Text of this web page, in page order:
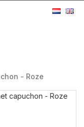
- Roze